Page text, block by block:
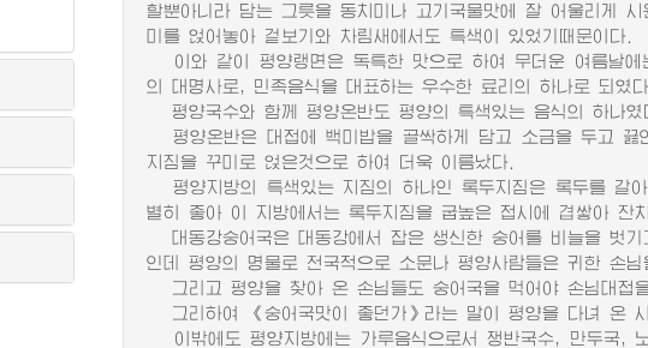
할뿐아니라 담는 그릇을 동치미나 고기국물맛에 잘 어울리게
미를 얹어놓아 겉보기와 차림새에서도 특색이 있었기때문이다.
이와 같이 평양랭면은 독특한 맛으로 하여 무더운 여름날에
의 대명사로, 민족음식을 대표하는 우수한 료리의 하나로 되였다.
평양국수와 함께 평양온반도 평양의 특색있는 음식의 하나였
평양온반은 대접에 백미밥을 골싹하게 담고 소금을 두고 끓
지짐을 꾸미로 얹은것으로 하여 더욱 이름났다.
평양지방의 특색있는 지짐의 하나인 록두지짐은 록두를 갈
별히 좋아 이 지방에서는 록두지짐을 굽높은 접시에 겹쌓아 잔
대동강숭어국은 대동강에서 잡은 생신한 숭어를 비늘을 벗
인데 평양의 명물로 전국적으로 소문나 평양사람들은 귀한 손
그리고 평양을 찾아 온 손님들도 숭어국을 먹어야 손님대접
그리하여 《숭어국맛이 좋던가》라는 말이 평양을 다녀 온
이밖에도 평양지방에는 가루음식으로서 쟁반국수, 만두국,